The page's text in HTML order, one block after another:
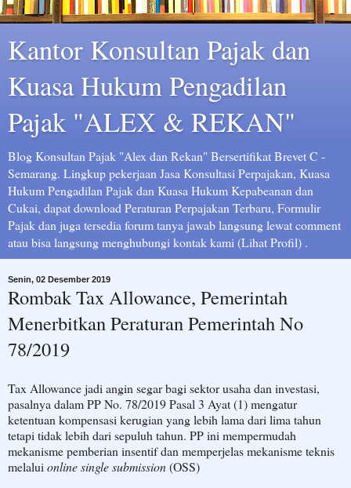
Kantor Konsultan Pajak dan
Kuasa Hukum Pengadilan
Pajak "ALEX & REKAN"
Blog Konsultan Pajak "Alex dan Rekan" Bersertifikat Brevet C -
Semarang. Lingkup pekerjaan Jasa Konsultasi Perpajakan, Kuasa
Hukum Pengadilan Pajak dan Kuasa Hukum Kepabeanan dan
Cukai, dapat download Peraturan Perpajakan Terbaru, Formulir
Pajak dan juga tersedia forum tanya jawab langsung lewat comment
atau bisa langsung menghubungi kontak kami (Lihat Profil) .
Senin, 02 Desember 2019
Rombak Tax Allowance, Pemerintah
Menerbitkan Peraturan Pemerintah No
78/2019
Tax Allowance jadi angin segar bagi sektor usaha dan investasi,
pasalnya dalam PP No. 78/2019 Pasal 3 Ayat (1) mengatur
ketentuan kompensasi kerugian yang lebih lama dari lima tahun
tetapi tidak lebih dari sepuluh tahun. PP ini mempermudah
mekanisme pemberian insentif dan memperjelas mekanisme teknis
melalui online single submission(OSS)